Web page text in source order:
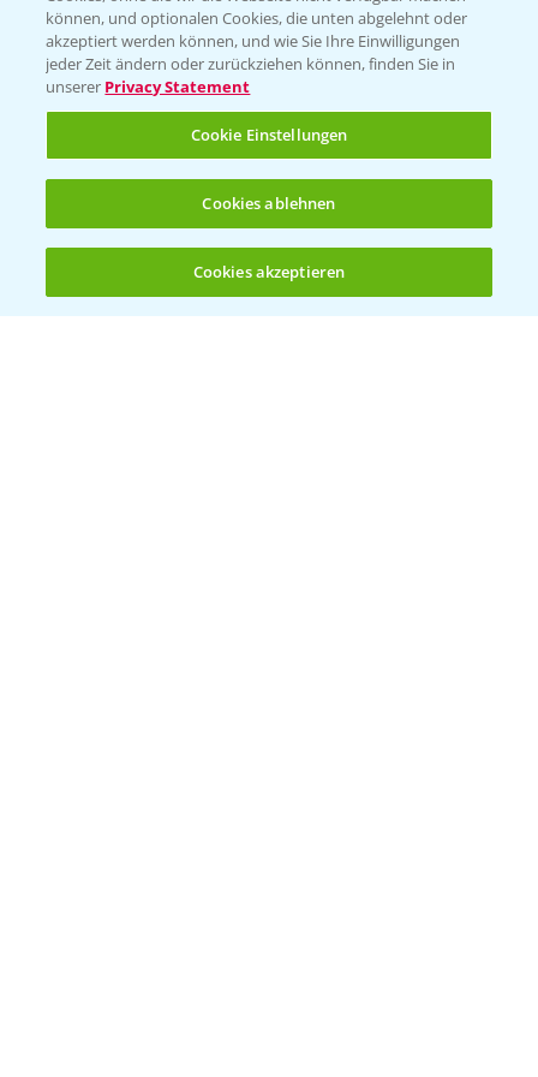
(noch 4)
BROSCHÜREN
Ackerbau
Saatgut
Sonderkulturen
Verantwortung & Sorgfalt
PAMIRA - Packmittelrücknahme
Sammelstellen und Termine
können, und optionalen Cookies, die unten abgelehnt oder
akzeptiert werden können, und wie Sie Ihre Einwilligungen
jeder Zeit ändern oder zurückziehen können, finden Sie in
unserer Privacy Statement
Cookie Einstellungen
Cookies ablehnen
Cookies akzeptieren